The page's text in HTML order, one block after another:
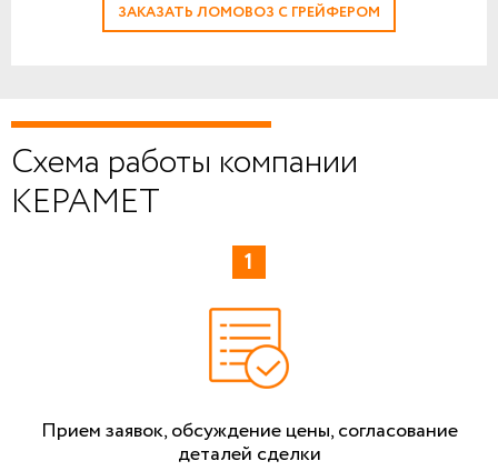
ЗАКАЗАТЬ ЛОМОВОЗ С ГРЕЙФЕРОМ
Схема работы компании
КЕРАМЕТ
Прием заявок, обсуждение цены, согласование
деталей сделки